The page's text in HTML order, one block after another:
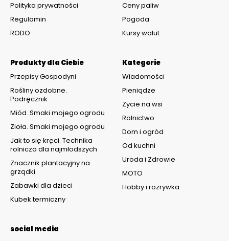
Polityka prywatności
Regulamin
RODO
Kategorie
Wiadomości
Pieniądze
Życie na wsi
Rolnictwo
Dom i ogród
Od kuchni
Uroda i Zdrowie
MOTO
Hobby i rozrywka
Produkty dla Ciebie
Przepisy Gospodyni
Rośliny ozdobne.
Podręcznik
Miód. Smaki mojego ogrodu
Zioła. Smaki mojego ogrodu
Jak to się kręci. Technika
rolnicza dla najmłodszych
Znacznik plantacyjny na
grządki
Zabawki dla dzieci
Kubek termiczny
Ceny paliw
Pogoda
Kursy walut
social media